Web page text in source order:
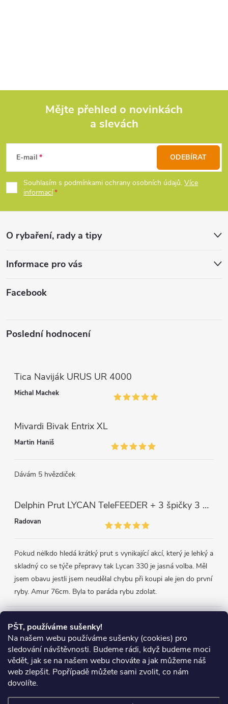
PŠT, používáme sušenky!
Na našem webu používáme sušenky (cookies) pro
sledování návštěvnosti. Budeme rádi, když budeme moci
vědět, jak se na našem webu chováte a jak můžeme náš
web zlepšit. Popřípadě můžete sami zvolit, co nám
dovolíte.
á
c
í
p
r
v
y
v
p
s
u
p
a
Mějte přehled o novinkách
a slevách
E-mail
Souhlasím s podmínkami ochrany osobních údajů. Více
informací
ODEBÍRAT
O rybaření, rady a tipy
Informace pro vás
Facebook
Poslední hodnocení
Tica Naviják URUS UR 4000
Michal Machek
Mivardi Bivak Entrix XL
Martin Haniš
Dávám 5 hvězdiček
Delphin Prut LYCAN TeleFEEDER + 3 špičky 3 m, 80 g
Radovan
Pokud nėlkdo hledá krátký prut s vynikající akcí, který je lehký a
skladný co se týče přepravy tak Lycan 330 je jasná volba. Měl
jsem obavu jestli jsem neudělal chybu při koupi ale jen do první
ryby. Amur 76cm. Byla to paráda rybu zdolat.
Přijímáme online platby
Heureka.cz Obchodní podmínky
Reklamace